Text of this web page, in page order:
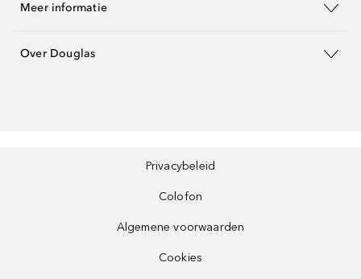
Meer informatie
Over Douglas
Privacybeleid
Colofon
Algemene voorwaarden
Cookies